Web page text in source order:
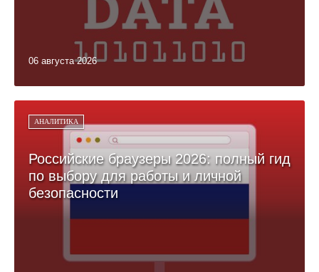
06 августа 2026
АНАЛИТИКА
Российские браузеры 2026: полный гид
по выбору для работы и личной
безопасности